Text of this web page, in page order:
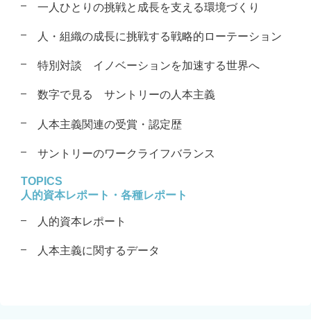
一人ひとりの挑戦と成長を支える環境づくり
人・組織の成長に挑戦する戦略的 ローテーション
特別対談 イノベーションを加速する世界へ
数字で見る サントリーの人本主義
人本主義関連の受賞・認定歴
サントリーのワークライフバランス
TOPICS
人的資本レポート・各種レポート
人的資本レポート
人本主義に関するデータ